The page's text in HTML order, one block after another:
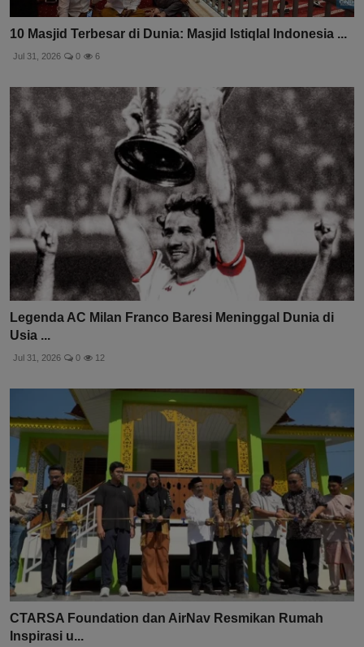
10 Masjid Terbesar di Dunia: Masjid Istiqlal Indonesia ...
Jul 31, 2026 0 6
Legenda AC Milan Franco Baresi Meninggal Dunia di
Usia ...
Jul 31, 2026 0 12
CTARSA Foundation dan AirNav Resmikan Rumah
Inspirasi u...